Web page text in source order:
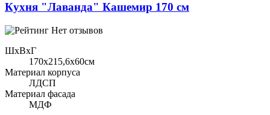
Кухня "Лаванда" Кашемир 170 см
Нет отзывов
ШхВхГ
170x215,6х60см
Материал корпуса
ЛДСП
Материал фасада
МДФ